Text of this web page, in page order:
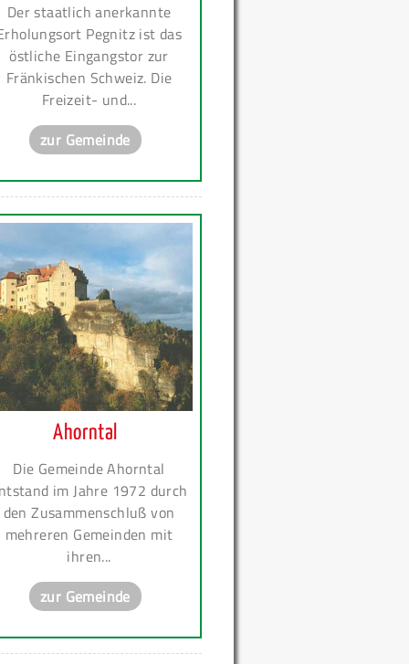
Der staatlich anerkannte
Pegnitz ist das
östliche Eingangstor zur
Fränkischen Schweiz. Die
Freizeit- und...
zur Gemeinde
Ahorntal
Die Gemeinde Ahorntal
im Jahre 1972 durch
den Zusammenschluß von
mehreren Gemeinden mit
ihren...
zur Gemeinde